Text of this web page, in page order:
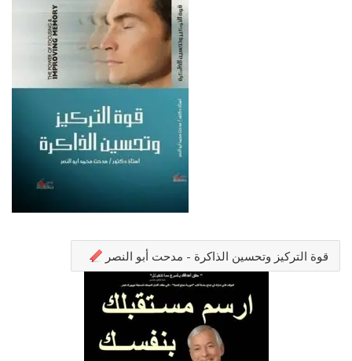
قوة التركيز وتحسين الذاكرة - مدحت أبو النصر